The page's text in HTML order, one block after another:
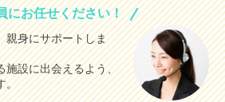
にお任せください！
親身にサポートしま
施設に出会えるよう、
。